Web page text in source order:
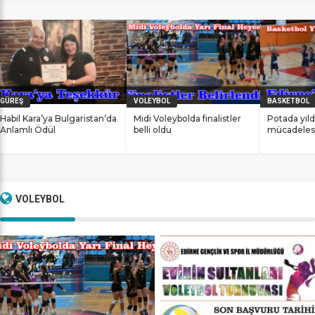
başarılarına yenilerini ekledi. İstanbul Ataköy’de 11-12 Mart
2017 tarihlerinde düzenlenen Masterlar […]
GÜREŞ
Habil Kara’ya Bulgaristan’da
Anlamlı Ödül
VOLEYBOL
Midi Voleybolda finalistler
belli oldu
BASKETBOL
Potada
VOLEYBOL